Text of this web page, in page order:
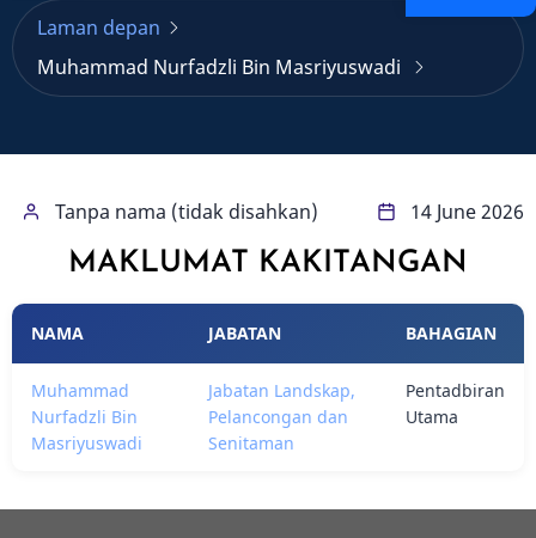
Laman depan
Muhammad Nurfadzli Bin Masriyuswadi
Tanpa nama (tidak disahkan) 14 June 2026
MAKLUMAT KAKITANGAN
NAMA JABATAN BAHAGIAN
Muhammad
Nurfadzli Bin
Masriyuswadi
Jabatan Landskap,
Pelancongan dan
Senitaman
Pentadbiran
Utama